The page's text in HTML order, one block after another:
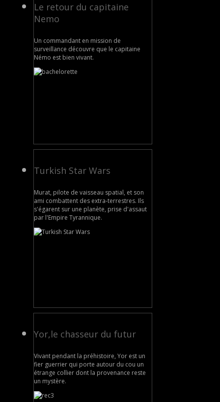
Le retour du capitaine
Nemo
Un commandant en mission de
surveillance découvre que le capitaine
Némo est bien vivant.
Turkish Star Wars
Murat, pilote de vaisseau spatial, et son
ami combattent des extra-terrestres. Ils
s'égarent sur une planète, prise d'assaut
par l'Empire Tyrannique.
Yor,le chasseur du futur
Vivant pendant la préhistoire, Yor est un
fier guerrier qui porte autour du cou un
étrange collier dont la provenance reste
un mystère.